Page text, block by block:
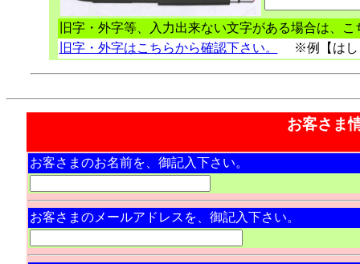
旧字・外字等、入力出来ない文字がある場合は、
旧字・外字はこちらから確認下さい。
※例【は
お客さま
お客さまのお名前を、御記入下さい。
お客さまのメールアドレスを、御記入下さい。